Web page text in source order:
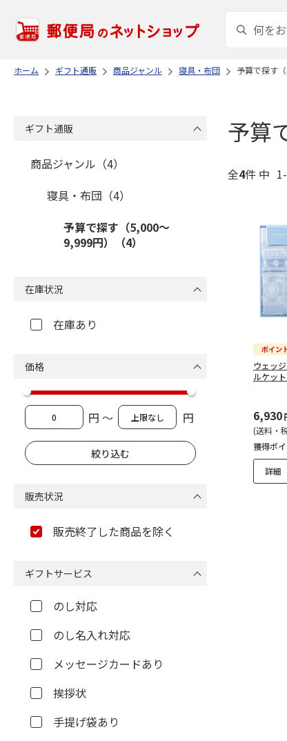
ホーム ギフト通販 商品ジャンル 寝具・布団 予算で探す
予算
全4件 中
ウェッ
ルケット
6,930
(送料・
獲得ポイ
詳細
ギフト通販
商品ジャンル（4）
寝具・布団（4）
予算で探す（5,000～
9,999円）（4）
在庫状況
在庫あり
価格
円 ～ 円
販売状況
販売終了した商品を除く
ギフトサービス
のし対応
のし名入れ対応
メッセージカードあり
挨拶状
手提げ袋あり